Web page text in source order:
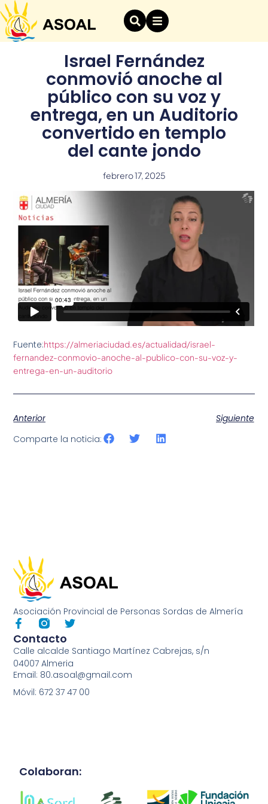
Israel Fernández
conmovió anoche al
público con su voz y
entrega, en un Auditorio
convertido en templo
del cante jondo
febrero 17, 2025
Fuente:https://almeriaciudad.es/actualidad/israel-
fernandez-conmovio-anoche-al-publico-con-su-voz-y-
entrega-en-un-auditorio
Anterior
Siguiente
Comparte la noticia:
Asociación Provincial de Personas Sordas de Almería
Contacto
Calle alcalde Santiago Martínez Cabrejas, s/n
04007 Almeria
Email: 80.asoal@gmail.com
Móvil: 672 37 47 00
Colaboran: